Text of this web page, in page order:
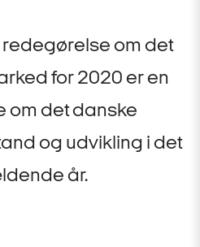
om det
for 2020 er en
om det danske
og udvikling i det
år.